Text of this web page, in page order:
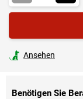
Ansehen
Benötigen Sie